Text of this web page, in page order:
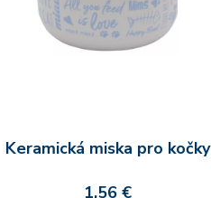
Keramická miska pro kočky
1,56 €